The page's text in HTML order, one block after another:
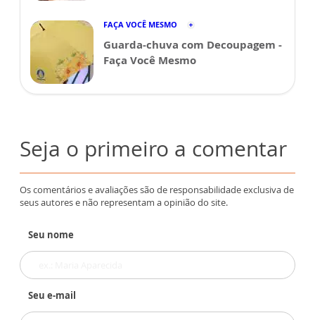
FAÇA VOCÊ MESMO
Guarda-chuva com Decoupagem -
Faça Você Mesmo
Seja o primeiro a comentar
Os comentários e avaliações são de responsabilidade exclusiva de
seus autores e não representam a opinião do site.
Seu nome
Seu e-mail